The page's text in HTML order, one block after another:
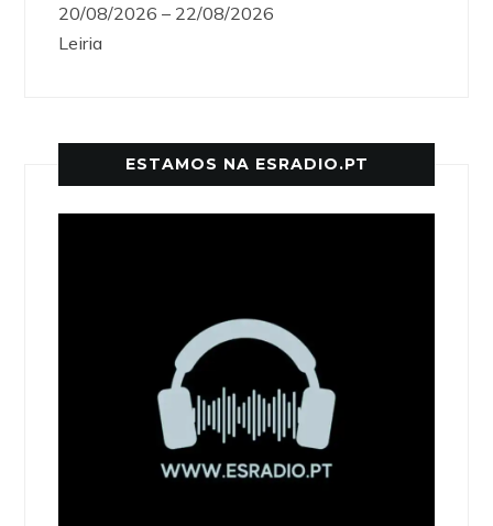
20/08/2026 – 22/08/2026
Leiria
ESTAMOS NA ESRADIO.PT